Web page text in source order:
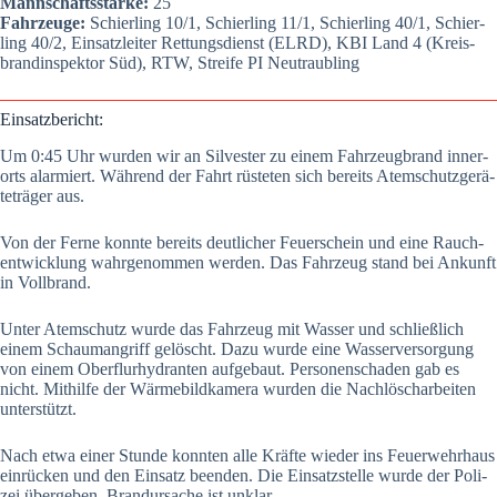
Fahr­zeu­ge: Schier­ling 10/1, Schier­ling 11/1, Schier­ling 40/1, Schier­
ling 40/2, Ein­satz­lei­ter Ret­tungs­dienst (ELRD), KBI Land 4 (Kreis­
brand­in­spek­tor Süd), RTW, Strei­fe PI Neu­traub­ling
Ein­satz­be­richt:
Um 0:45 Uhr wur­den wir an Sil­ves­ter zu einem Fahr­zeug­brand inner­
orts alar­miert. Wäh­rend der Fahrt rüs­te­ten sich bereits Atem­schutz­ge­rä­
te­trä­ger aus.
Von der Fer­ne konn­te bereits deut­li­cher Feu­er­schein und eine Rauch­
ent­wick­lung wahr­ge­nom­men wer­den. Das Fahr­zeug stand bei Ankunft
in Voll­brand.
Unter Atem­schutz wur­de das Fahr­zeug mit Was­ser und schließ­lich
einem Schau­m­an­griff gelöscht. Dazu wur­de eine Was­ser­ver­sor­gung
von einem Ober­flur­hy­dran­ten auf­ge­baut. Per­so­nen­scha­den gab es
nicht. Mit­hil­fe der Wär­me­bild­ka­me­ra wur­den die Nach­lösch­ar­bei­ten
unter­stützt.
Nach etwa einer Stun­de konn­ten alle Kräf­te wie­der ins Feu­er­wehr­haus
ein­rü­cken und den Ein­satz been­den. Die Ein­satz­stel­le wur­de der Poli­